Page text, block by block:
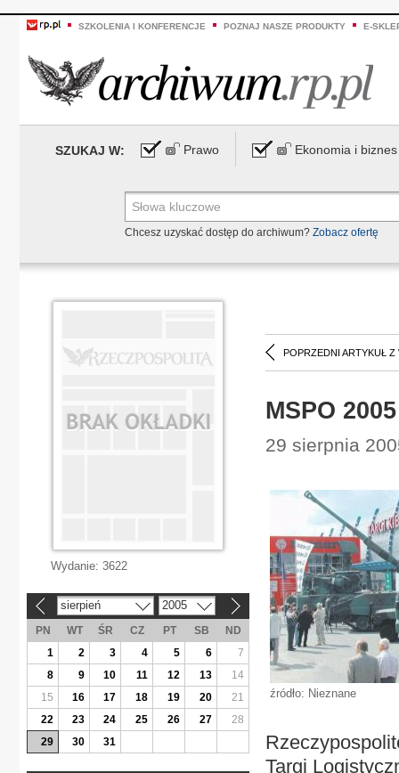
SZKOLENIA I KONFERENCJE POZNAJ NASZE PRODUKTY E-
SZUKAJ W: Prawo Ekonomia i biznes
Chcesz uzyskać dostęp do archiwum? Zobacz ofertę
POPRZEDNI ARTYKUŁ Z
MSPO
29 sierpnia
źródło: Nieznane
Targi
Wydanie: 3622
sierpień 2005
PN WT ŚR CZ PT SB
ND
1
2 3 4 5 6
7
8
9 10 11 12 13
14
15
16 17 18 19 20
21
22
23 24 25 26 27
28
29
30 31